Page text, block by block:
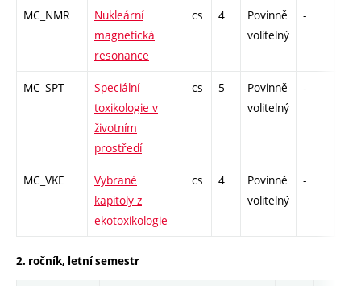
MC_NMR
Nukleární
magnetická
resonance
cs 4
Povinně
volitelný
-
MC_SPT
Speciální
toxikologie v
životním
prostředí
cs 5
Povinně
volitelný
-
MC_VKE
Vybrané
kapitoly z
ekotoxikologie
cs 4
Povinně
volitelný
-
2. ročník, letní semestr